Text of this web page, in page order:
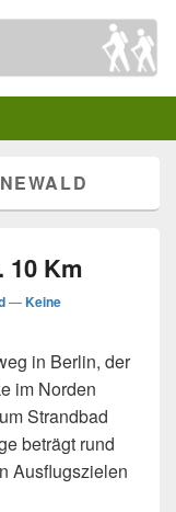
10 Km
—Keine
in Berlin, der
im Norden
Strandbad
beträgt rund
Ausflugszielen
ca. 10 Km